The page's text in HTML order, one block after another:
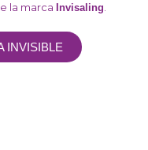
la marca Invisaling.
INVISIBLE